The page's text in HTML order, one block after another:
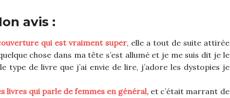
avis :
qui est vraiment super, elle a tout de suite attirée
chose dans ma tête s’est allumé et je me suis dit je le
type de livre que j’ai envie de lire, j’adore les dystopies je
livres qui parle de femmes en général, et c’était marrant de